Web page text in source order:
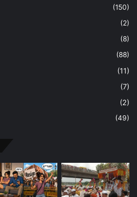
(150)
(2)
(8)
(88)
(11)
(7)
(2)
(49)